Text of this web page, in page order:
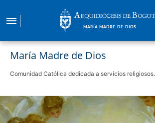
contenido
principal
MARÍA MADRE DE DIOS
María Madre de Dios
Comunidad Católica dedicada a servicios religiosos.